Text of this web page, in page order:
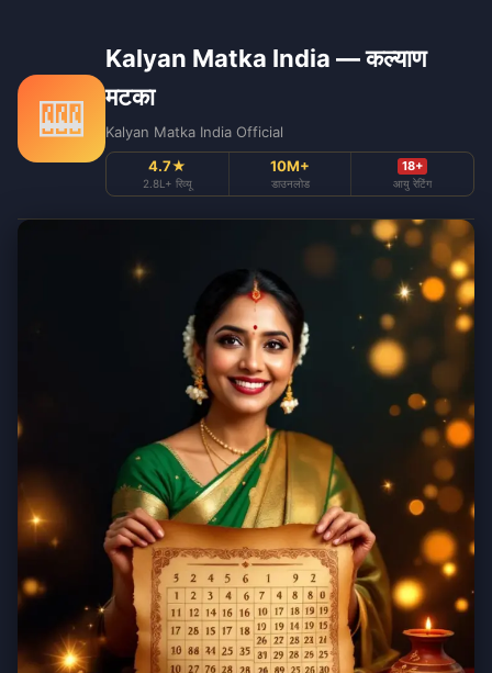
🎰
Kalyan Matka India — कल्याण
मटका
Kalyan Matka India Official
4.7★
2.8L+ रिव्यू
10M+
डाउनलोड
18+
आयु रेटिंग